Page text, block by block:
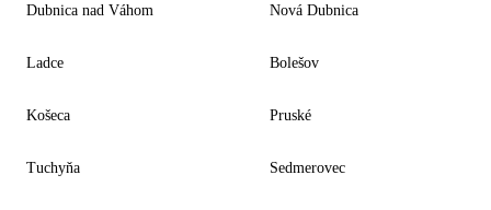
Dubnica nad Váhom Nová Dubnica
Ladce Bolešov
Košeca Pruské
Tuchyňa Sedmerovec